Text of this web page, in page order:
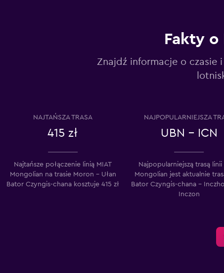
Fakty o
Znajdź informacje o czasie
NAJTAŃSZA TRASA
415 zł
NAJPOPULARNIEJSZA
UBN - ICN
Najtańsze połączenie linią MIAT
Mongolian na trasie Moron – Ułan
Bator Czyngis-chana kosztuje 415 zł
Najpopularniejszą trasą linii
Mongolian jest aktualnie
Bator Czyngis-chana –
Inczon